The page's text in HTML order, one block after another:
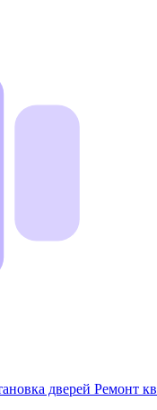
дверей Ремонт